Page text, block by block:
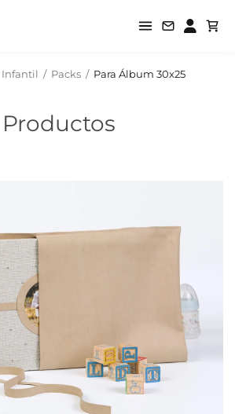
Infantil / Packs / Para Álbum 30x25
Productos